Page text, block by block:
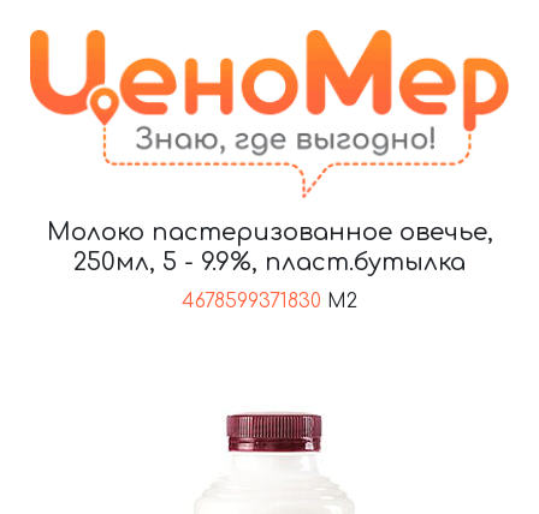
Молоко пастеризованное овечье,
250мл, 5 - 9.9%, пласт.бутылка
4678599371830 M2